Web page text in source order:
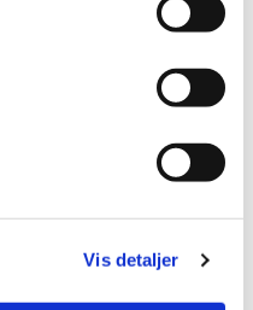
Vis detaljer
kunne lide...